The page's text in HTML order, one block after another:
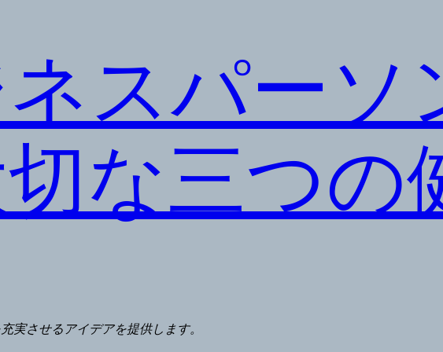
スパーソ
な三つの
実させるアイデアを提供します。